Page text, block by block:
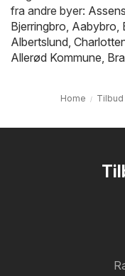
fra andre byer: Assens
Bjerringbro, Aabybro,
Albertslund,
Allerød Kommune,
Home